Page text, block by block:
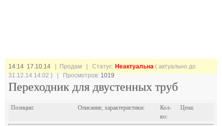
14:14 17.10.14 | Продам | Статус: Неактуальна ( актуально до
31.12.14 14:02 ) | Просмотров:1019
Переходник для двустенных труб
Позиции: Описание, характеристики:
Кол-
во:
Цена: